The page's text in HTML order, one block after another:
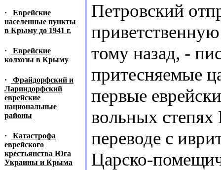
·
Еврейские
населенные пункты
в Крыму до 1941 г.
·
Еврейские
колхозы в Крыму
·
Фрайдорфский и
Лариндорфский
еврейские
национальные
районы
·
Катастрофа
еврейского
крестьянства Юга
Украины и Крыма
Петровский
тому назад, -
притесняемые
первые
вольных
переводе с
Царско-